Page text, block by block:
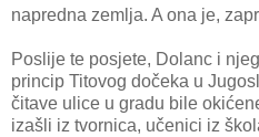
napredna zemlja. A ona je,
Poslije te posjete, Dolanc i
princip Titovog dočeka u
čitave ulice u gradu bile
izašli iz tvornica, učenici iz